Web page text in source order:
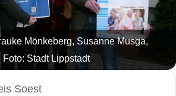
Mönkeberg, Susanne Musga,
Foto: Stadt Lippstadt
Soest